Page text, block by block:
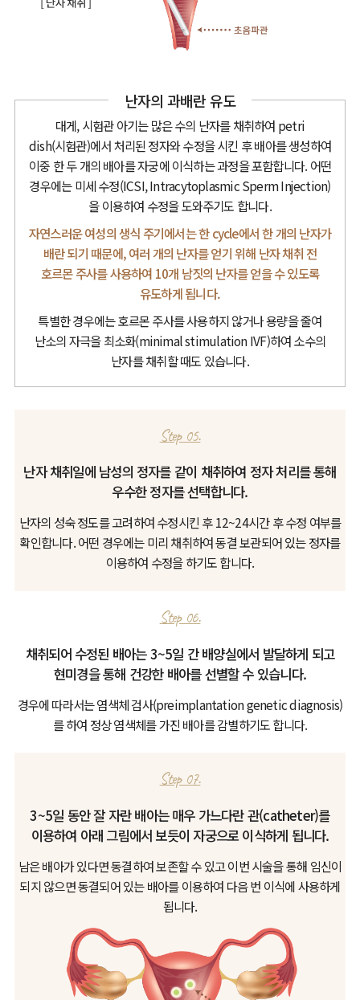
난자의 과배란 유도
대게, 시험관 아기는 많은 수의 난자를 채취하여 petri
dish(시험관)에서 처리된 정자와 수정을 시킨 후 배아를 생성하여
이중 한 두 개의 배아를 자궁에 이식하는 과정을 포함합니다. 어떤
경우에는 미세 수정(ICSI, Intracytoplasmic Sperm Injection)
을 이용하여 수정을 도와주기도 합니다.
자연스러운 여성의 생식 주기에서는 한 cycle에서 한 개의 난자가
배란 되기 때문에,여러 개의 난자를 얻기 위해 난자 채취 전
호르몬 주사를 사용하여 10개 남짓의 난자를 얻을 수 있도록
유도하게 됩니다.
특별한 경우에는 호르몬 주사를 사용하지 않거나 용량을 줄여
난소의 자극을 최소화(minimal stimulation IVF)하여 소수의
난자를 채취할 때도 있습니다.
Step 05.
난자 채취일에 남성의 정자를 같이 채취하여 정자 처리를 통해
우수한 정자를 선택합니다.
난자의 성숙 정도를 고려하여 수정시킨 후 12~24시간 후 수정 여부를
확인합니다.어떤 경우에는 미리 채취하여 동결 보관되어 있는 정자를
이용하여 수정을 하기도 합니다.
Step 06.
채취되어 수정된 배아는 3~5일 간 배양실에서 발달하게 되고
현미경을 통해 건강한 배아를 선별할 수 있습니다.
경우에 따라서는 염색체 검사(preimplantation genetic diagnosis)
를 하여 정상 염색체를 가진 배아를 감별하기도 합니다.
Step 07.
3~5일 동안 잘 자란 배아는 매우 가느다란 관(catheter)를
이용하여 아래 그림에서 보듯이 자궁으로 이식하게 됩니다.
남은 배아가 있다면 동결하여 보존할 수 있고 이번 시술을 통해 임신이
되지 않으면 동결되어 있는 배아를 이용하여 다음 번 이식에 사용하게
됩니다.